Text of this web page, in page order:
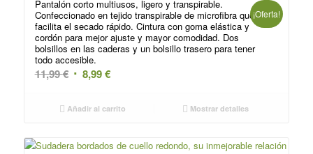
Pantalón corto multiusos, ligero y transpirable.
Confeccionado en tejido transpirable de microfibra que
facilita el secado rápido. Cintura con goma elástica y
cordón para mejor ajuste y mayor comodidad. Dos
bolsillos en las caderas y un bolsillo trasero para tener
todo accesible.
11,99€ El
original
11,99 €.
8,99€El
actual
8,99 €.
¡Oferta!
Añadir al carrito Mostrar detalles